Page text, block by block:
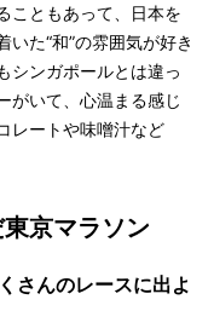
こともあって、日本を
た“和”の雰囲気が好き
シンガポールとは違っ
がいて、心温まる感じ
レートや味噌汁など
京マラソン
さんのレースに出よ